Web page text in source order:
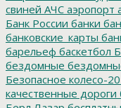
свиней АЧС аэропорт
Банк России банки
банковские_карты
барельеф баскетбол
бездомные
Безопасное колесо-
качественные дороги